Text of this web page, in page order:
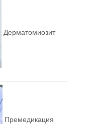
Дерматомиозит
Премедикация